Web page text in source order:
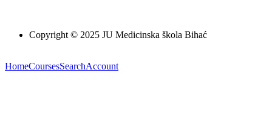
Copyright © 2025 JU Medicinska škola Bihać
HomeCoursesSearchAccount